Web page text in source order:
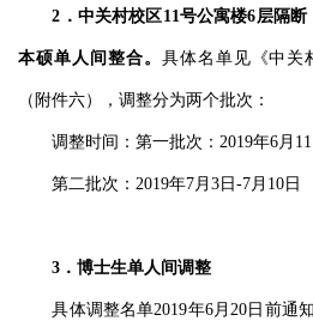
2．中关村校区11号公寓楼6层隔断
本硕单人间整合。 具体名单见《中关
（附件六），调整分为两个批次：
调整时间：第一批次：2019年6月11
第二批次：2019年7月3日-7月10日
3．博士生单人间调整
具体调整名单2019年6月20日前通知